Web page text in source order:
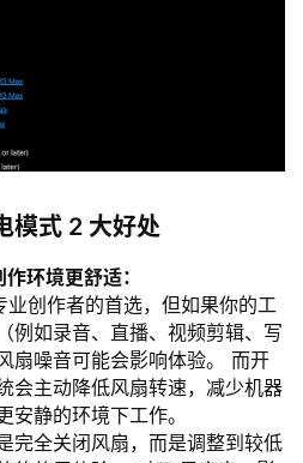
模式 2 大好处
环境更舒适：
创作者的首选，但如果你的工
例如录音、直播、视频剪辑、写
扇噪音可能会影响体验。 而开
会主动降低风扇转速，减少机器
安静的环境下工作。
完全关闭风扇，而是调整到较低